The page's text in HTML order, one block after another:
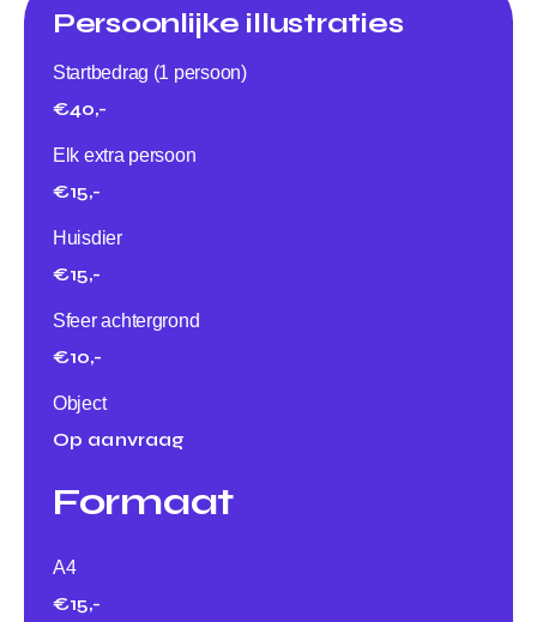
Persoonlijke illustraties
Startbedrag (1 persoon)
€40,-
Elk extra persoon
€15,-
Huisdier
€15,-
Sfeer achtergrond
€10,-
Object
Op aanvraag
Formaat
A4
€15,-